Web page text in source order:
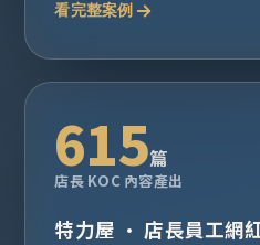
看完整案例
615篇
店長 KOC 內容產出
特力屋 · 店長員工網